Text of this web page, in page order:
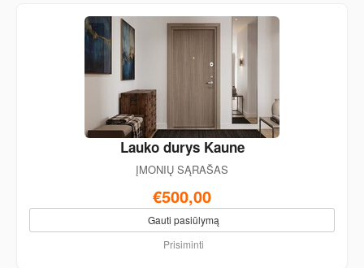
Lauko durys Kaune
ĮMONIŲ SĄRAŠAS
€500,00
Gauti pasiūlymą
Prisiminti